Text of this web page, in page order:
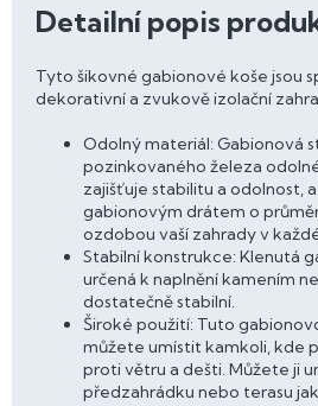
Detailní popis
Tyto šikovné gabionové koše jsou
dekorativní a zvukově izolační
Odolný materiál: Gabionová
pozinkovaného železa
zajišťuje stabilitu a odolnost,
gabionovým drátem o
ozdobou vaší zahrady v
Stabilní konstrukce: Klenutá
určená k naplnění kamením
dostatečně stabilní.
Široké použití: Tuto
můžete umístit kamkoli, kde
proti větru a dešti. Můžete ji
předzahrádku nebo terasu